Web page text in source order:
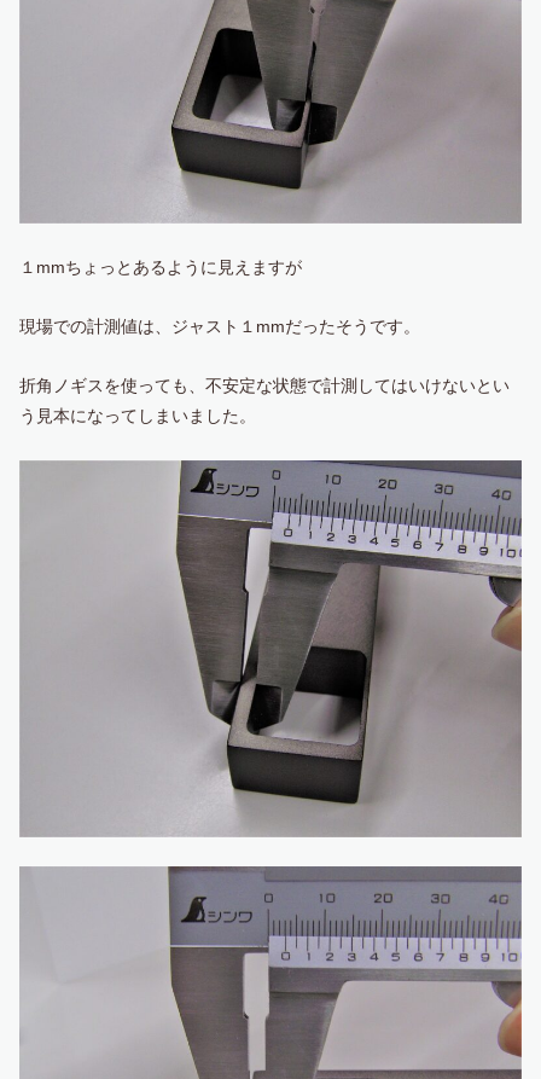
１mmちょっとあるように見えますが
現場での計測値は、ジャスト１mmだったそうです。
折角ノギスを使っても、不安定な状態で計測してはいけないとい
う見本になってしまいました。